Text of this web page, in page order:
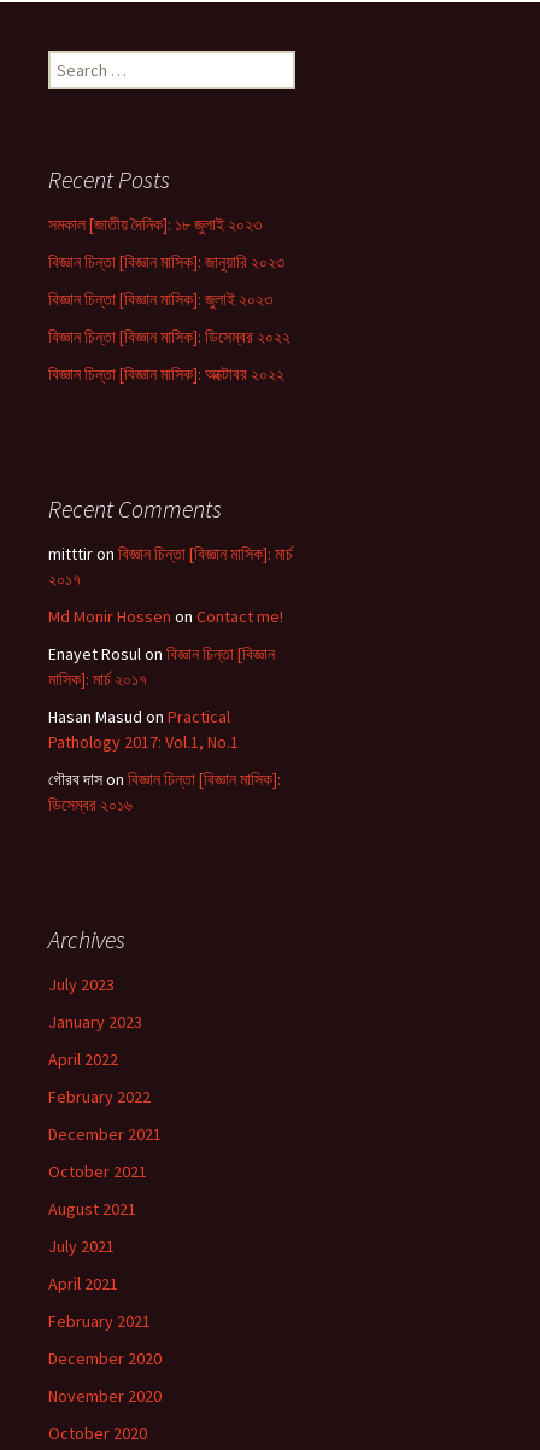
Search
for:
Recent Posts
সমকাল [জাতীয় দৈনিক]: ১৮ জুলাই ২০২৩
বিজ্ঞান চিন্তা [বিজ্ঞান মাসিক]: জানুয়ারি ২০২৩
বিজ্ঞান চিন্তা [বিজ্ঞান মাসিক]: জুলাই ২০২৩
বিজ্ঞান চিন্তা [বিজ্ঞান মাসিক]: ডিসেম্বর ২০২২
বিজ্ঞান চিন্তা [বিজ্ঞান মাসিক]: অক্টোবর ২০২২
Recent Comments
mitttiron বিজ্ঞান চিন্তা [বিজ্ঞান মাসিক]: মার্চ
২০১৭
Md Monir Hossen on Contact me!
Enayet Rosulon বিজ্ঞান চিন্তা [বিজ্ঞান
মাসিক]: মার্চ ২০১৭
Hasan Masud on Practical
Pathology 2017: Vol.1, No.1
গৌরব দাসon বিজ্ঞান চিন্তা [বিজ্ঞান মাসিক]:
ডিসেম্বর ২০১৬
Archives
July 2023
January 2023
April 2022
February 2022
December 2021
October 2021
August 2021
July 2021
April 2021
February 2021
December 2020
November 2020
October 2020